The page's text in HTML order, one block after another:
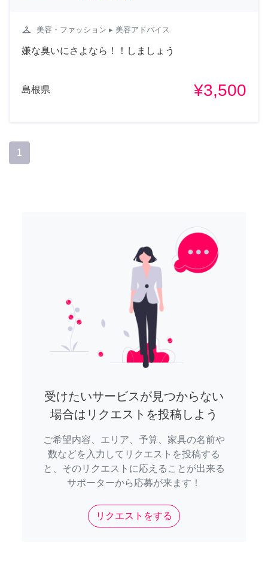
checkroom 美容・ファッション ▸ 美容アドバイス
嫌な臭いにさよなら！！しましょう
島根県 ¥3,500
1
受けたいサービスが見つからない
場合はリクエストを投稿しよう
ご希望内容、エリア、予算、家具の名前や
数などを入力してリクエストを投稿する
と、そのリクエストに応えることが出来る
サポーターから応募が来ます！
リクエストをする